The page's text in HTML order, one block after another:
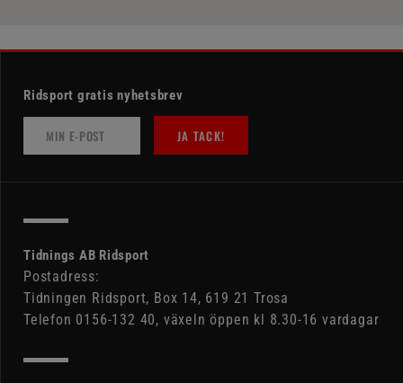
Ridsport gratis nyhetsbrev
JA TACK!
Tidnings AB Ridsport
Postadress:
Tidningen Ridsport, Box 14, 619 21 Trosa
Telefon 0156-132 40, växeln öppen kl 8.30-16 vardagar